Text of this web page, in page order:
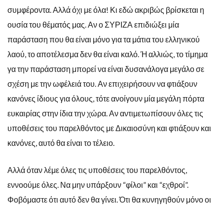
συμφέροντα. Αλλά όχι με όλα! Κι εδώ ακριβώς βρίσκεται η
ουσία του θέματός μας. Αν ο ΣΥΡΙΖΑ επιδιώξει μία
παράσταση που θα είναι μόνο για τα μάτια του ελληνικού
λαού, το αποτέλεσμα δεν θα είναι καλό. Ή αλλιώς, το τίμημα
γα την παράσταση μπορεί να είναι δυσανάλογα μεγάλο σε
σχέση με την ωφέλειά του. Αν επιχειρήσουν να φτιάξουν
κανόνες ίδιους για όλους, τότε ανοίγουν μία μεγάλη πόρτα
ευκαιρίας στην ίδια την χώρα. Αν αντιμετωπίσουν όλες τις
υποθέσεις του παρελθόντος με Δικαιοσύνη και φτιάξουν και
κανόνες, αυτό θα είναι το τέλειο.
Αλλά όταν λέμε όλες τις υποθέσεις του παρελθόντος,
εννοούμε όλες. Να μην υπάρξουν “φίλοι” και “εχθροί”.
Φοβόμαστε ότι αυτό δεν θα γίνει. Ότι θα κυνηγηθούν μόνο οι